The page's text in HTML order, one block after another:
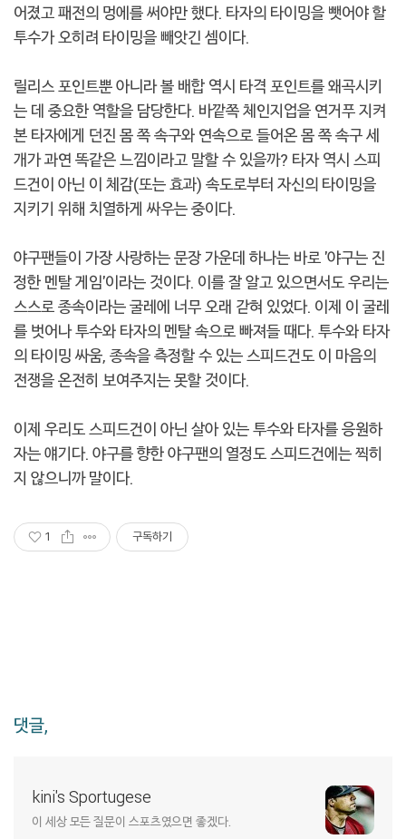
어졌고 패전의 멍에를 써야만 했다. 타자의 타이밍을 뺏어야 할
투수가 오히려 타이밍을 빼앗긴 셈이다.
릴리스 포인트뿐 아니라 볼 배합 역시 타격 포인트를 왜곡시키
는 데 중요한 역할을 담당한다. 바깥쪽 체인지업을 연거푸 지켜
본 타자에게 던진 몸 쪽 속구와 연속으로 들어온 몸 쪽 속구 세
개가 과연 똑같은 느낌이라고 말할 수 있을까? 타자 역시 스피
드건이 아닌 이 체감(또는 효과) 속도로부터 자신의 타이밍을
지키기 위해 치열하게 싸우는 중이다.
야구팬들이 가장 사랑하는 문장 가운데 하나는 바로 '야구는 진
정한 멘탈 게임'이라는 것이다. 이를 잘 알고 있으면서도 우리는
스스로 종속이라는 굴레에 너무 오래 갇혀 있었다. 이제 이 굴레
를 벗어나 투수와 타자의 멘탈 속으로 빠져들 때다. 투수와 타자
의 타이밍 싸움, 종속을 측정할 수 있는 스피드건도 이 마음의
전쟁을 온전히 보여주지는 못할 것이다.
이제 우리도 스피드건이 아닌 살아 있는 투수와 타자를 응원하
자는 얘기다. 야구를 향한 야구팬의 열정도 스피드건에는 찍히
지 않으니까 말이다.
1 구독하기
댓글,
kini's Sportugese
이 세상 모든 질문이 스포츠였으면 좋겠다.